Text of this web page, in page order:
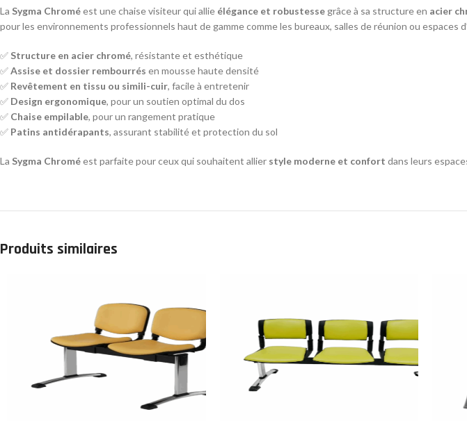
La Sygma Chroméest une chaise visiteur qui allie élégance et robustesse grâce à sa structure en acier
pour les environnements professionnels haut de gamme comme les bureaux, salles de réunion ou espaces
✅ Structure en acier chromé, résistante et esthétique
✅Assise et dossier rembourrés en mousse haute densité
✅ Revêtement en tissu ou simili-cuir, facile à entretenir
✅ Design ergonomique, pour un soutien optimal du dos
✅ Chaise empilable, pour un rangement pratique
✅ Patins antidérapants, assurant stabilité et protection du sol
La Sygma Chroméest parfaite pour ceux qui souhaitent allier style moderne et confort dans leurs
Produits similaires